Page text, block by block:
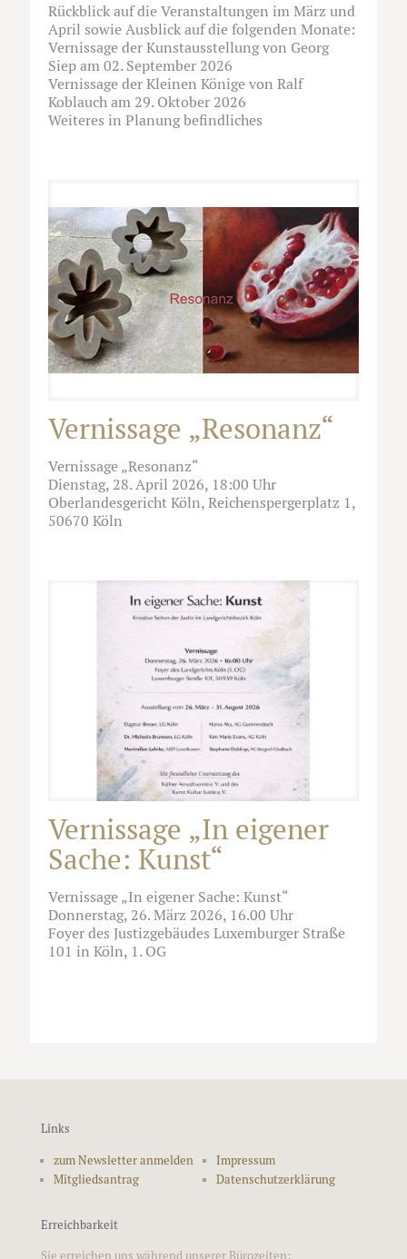
Rückblick auf die Veranstaltungen im März und
April sowie Ausblick auf die folgenden Monate:
Vernissage der Kunstausstellung von Georg
Siep am 02. September 2026
Vernissage der Kleinen Könige von Ralf
Koblauch am 29. Oktober 2026
Weiteres in Planung befindliches
Vernissage „Resonanz“
Vernissage „Resonanz“
Dienstag, 28. April 2026, 18:00 Uhr
Oberlandesgericht Köln, Reichenspergerplatz 1,
50670 Köln
Vernissage „In eigener
Sache: Kunst“
Vernissage „In eigener Sache: Kunst“
Donnerstag, 26. März 2026, 16.00 Uhr
Foyer des Justizgebäudes Luxemburger Straße
101 in Köln, 1. OG
Links
zum Newsletter anmelden
Mitgliedsantrag
Impressum
Datenschutzerklärung
Erreichbarkeit
Sie erreichen uns während unserer Bürozeiten: